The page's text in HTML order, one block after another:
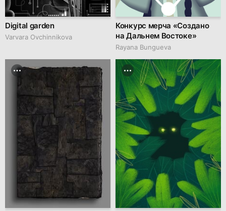
Digital garden
Varvara Ovchinnikova
Конкурс мерча «Создано
на Дальнем Востоке»
Rayana Bungueva